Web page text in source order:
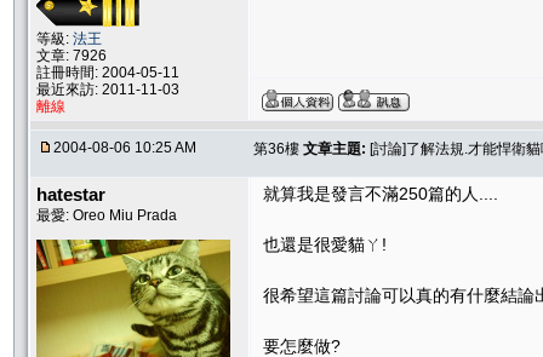
等級: 法王
文章: 7926
註冊時間: 2004-05-11
最近來訪: 2011-11-03
離線
2004-08-06 10:25 AM 第36樓 文章主題: [討論]了解法規.才能悍衛
hatestar
最愛: Oreo Miu Prada
就算我是發言不滿250篇的人....
也還是很愛貓ㄚ!
很希望這篇討論可以真的有什麼結論
要怎麼做?